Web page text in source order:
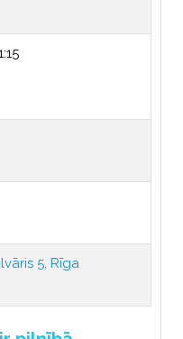
5, Rīga